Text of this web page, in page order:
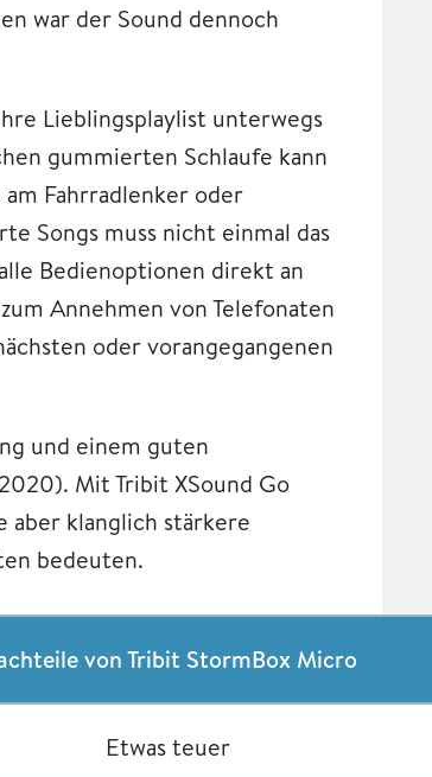
war der Sound dennoch
Lieblingsplaylist unterwegs
gummierten Schlaufe kann
Fahrradlenker oder
Songs muss nicht einmal das
Bedienoptionen direkt an
Annehmen von Telefonaten
oder vorangegangenen
und einem guten
Mit Tribit XSound Go
klanglich stärkere
bedeuten.
von Tribit StormBox Micro
Etwas teuer